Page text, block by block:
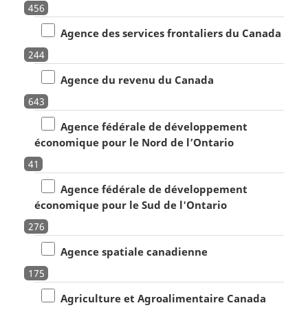
456
Agence des services frontaliers du Canada
244
Agence du revenu du Canada
643
Agence fédérale de développement
économique pour le Nord de l’Ontario
41
Agence fédérale de développement
économique pour le Sud de l'Ontario
276
Agence spatiale canadienne
175
Agriculture et Agroalimentaire Canada